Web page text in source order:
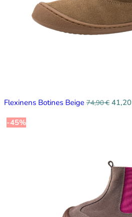
Flexinens Botines Beige 74,90€ 41,20
-45%